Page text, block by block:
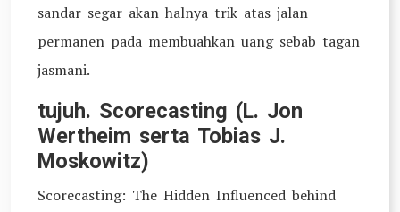
sandar segar akan halnya trik atas jalan
permanen pada membuahkan uang sebab tagan
jasmani.
tujuh. Scorecasting (L. Jon
Wertheim serta Tobias J.
Moskowitz)
Scorecasting: The Hidden Influenced behind